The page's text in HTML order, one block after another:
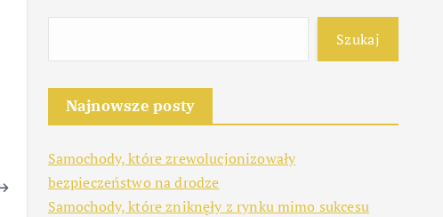
Szukaj
Najnowsze posty
Samochody, które zrewolucjonizowały
bezpieczeństwo na drodze
Samochody, które zniknęły z rynku mimo sukcesu